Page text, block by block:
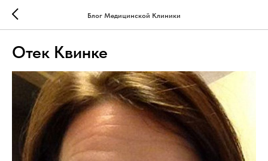
Блог Медицинской Клиники
Отек Квинке